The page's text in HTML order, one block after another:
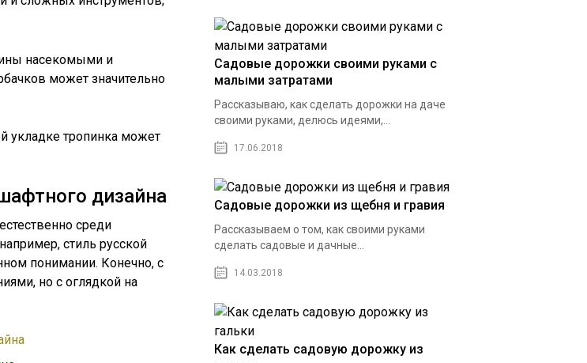
насекомыми и
может значительно
укладке тропинка может
дизайна
среди
стиль русской
понимании. Конечно, с
но с оглядкой на
Садовые дорожки своими руками с
малыми затратами
Рассказываю, как сделать дорожки на даче
своими руками, делюсь идеями,...
17.06.2018
Садовые дорожки из щебня и гравия
Рассказываем о том, как своими руками
сделать садовые и дачные...
14.03.2018
Как сделать садовую дорожку из